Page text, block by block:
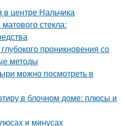
в центре Нальчика
стекла:
глубокого проникновения со
методы
можно посмотреть в
в блочном доме: плюсы и
и минусах